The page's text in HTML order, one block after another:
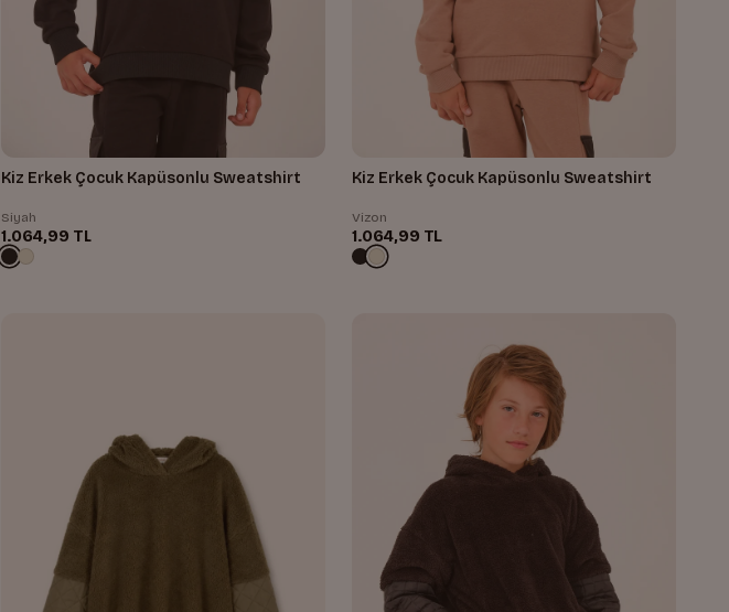
Kiz Erkek Çocuk Kapüsonlu Sweatshirt
Siyah
1.064,99 TL
Kiz Erkek Çocuk Kapüsonlu Sweatshirt
Vizon
1.064,99 TL